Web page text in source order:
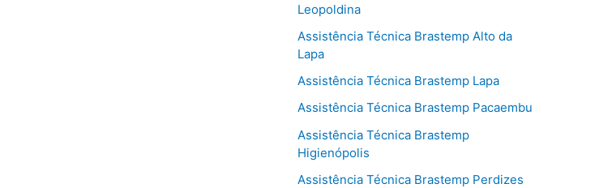
Leopoldina
Assistência Técnica Brastemp Alto da
Lapa
Assistência Técnica Brastemp Lapa
Assistência Técnica Brastemp Pacaembu
Assistência Técnica Brastemp
Higienópolis
Assistência Técnica Brastemp Perdizes